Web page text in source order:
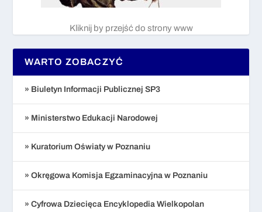
Kliknij by przejść do strony www
WARTO ZOBACZYĆ
» Biuletyn Informacji Publicznej SP3
» Ministerstwo Edukacji Narodowej
» Kuratorium Oświaty w Poznaniu
» Okręgowa Komisja Egzaminacyjna w Poznaniu
» Cyfrowa Dziecięca Encyklopedia Wielkopolan